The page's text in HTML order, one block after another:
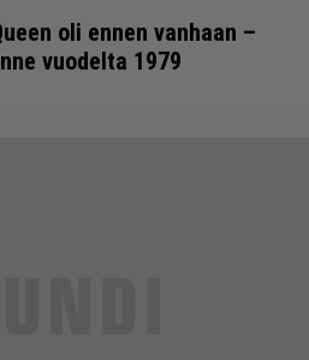
oli ennen vanhaan –
vuodelta 1979